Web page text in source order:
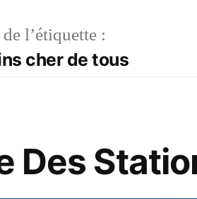
l’étiquette :
cher de tous
Des